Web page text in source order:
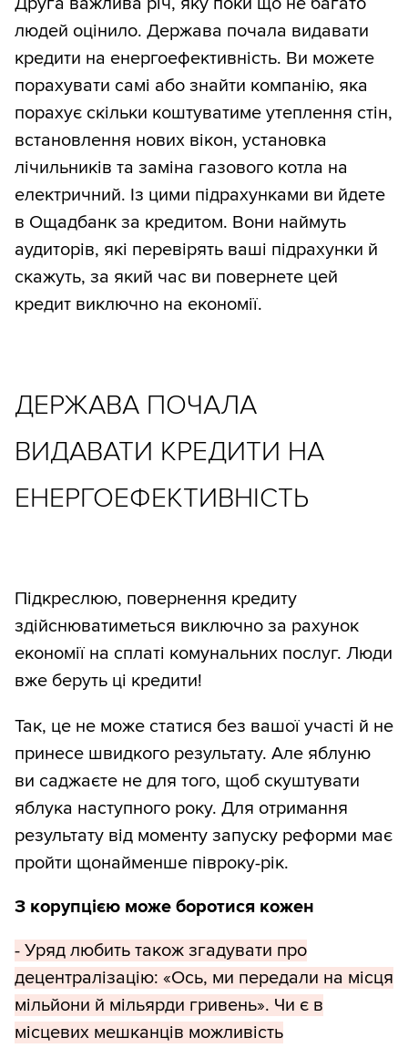
людей оцінило. Держава почала видавати
кредити на енергоефективність. Ви можете
порахувати самі або знайти компанію, яка
порахує скільки коштуватиме утеплення стін,
встановлення нових вікон, установка
лічильників та заміна газового котла на
електричний. Із цими підрахунками ви йдете
в Ощадбанк за кредитом. Вони наймуть
аудиторів, які перевірять ваші підрахунки й
скажуть, за який час ви повернете цей
кредит виключно на економії.
ДЕРЖАВА ПОЧАЛА
ВИДАВАТИ КРЕДИТИ НА
ЕНЕРГОЕФЕКТИВНІСТЬ
Підкреслюю, повернення кредиту
здійснюватиметься виключно за рахунок
економії на сплаті комунальних послуг. Люди
вже беруть ці кредити!
Так, це не може статися без вашої участі й не
принесе швидкого результату. Але яблуню
ви саджаєте не для того, щоб скуштувати
яблука наступного року. Для отримання
результату від моменту запуску реформи має
пройти щонайменше півроку-рік.
З корупцією може боротися кожен
- Уряд любить також згадувати про
децентралізацію: «Ось, ми передали на місця
мільйони й мільярди гривень». Чи є в
місцевих мешканців можливість